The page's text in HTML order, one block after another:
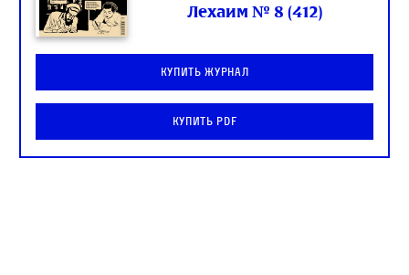
Лехаим № 8 (412)
Купить журнал
Купить PDF